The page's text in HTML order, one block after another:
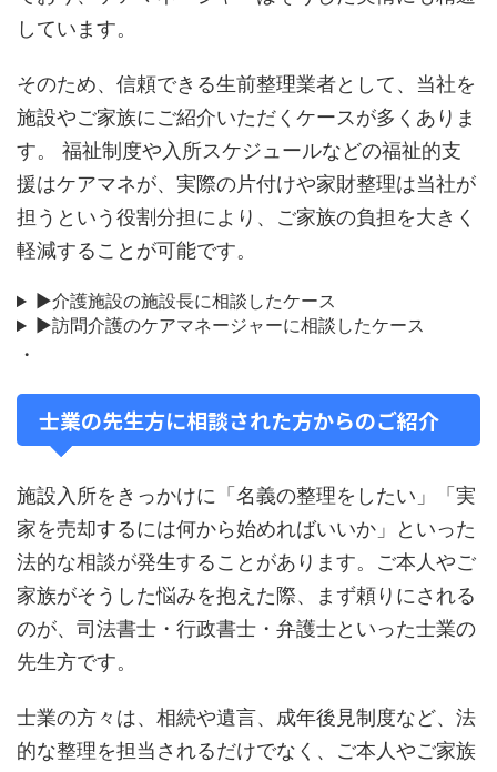
しています。
そのため、信頼できる生前整理業者として、当社を
施設やご家族にご紹介いただくケースが多くありま
す。 福祉制度や入所スケジュールなどの福祉的支
援はケアマネが、実際の片付けや家財整理は当社が
担うという役割分担により、ご家族の負担を大きく
軽減することが可能です。
▶介護施設の施設長に相談したケース
▶訪問介護のケアマネージャーに相談したケース
・
士業の先生方に相談された方からのご紹介
施設入所をきっかけに「名義の整理をしたい」「実
家を売却するには何から始めればいいか」といった
法的な相談が発生することがあります。ご本人やご
家族がそうした悩みを抱えた際、まず頼りにされる
のが、司法書士・行政書士・弁護士といった士業の
先生方です。
士業の方々は、相続や遺言、成年後見制度など、法
的な整理を担当されるだけでなく、ご本人やご家族